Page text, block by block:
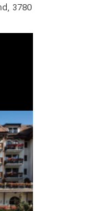
3780